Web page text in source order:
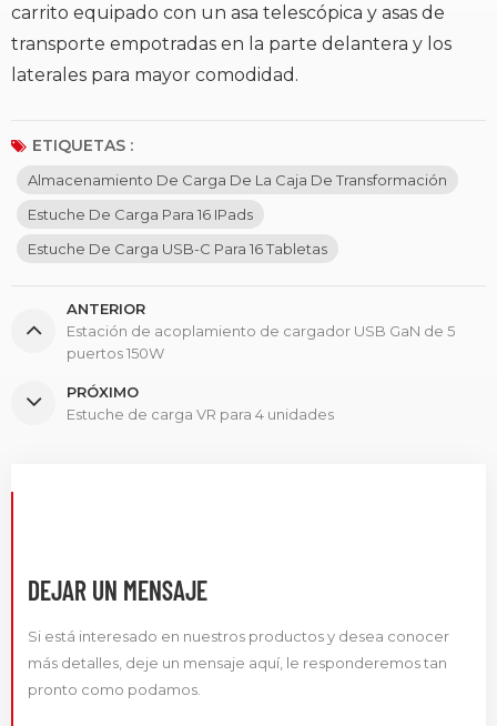
carrito equipado con un asa telescópica y asas de
transporte empotradas en la parte delantera y los
laterales para mayor comodidad.
ETIQUETAS :
Almacenamiento De Carga De La Caja De Transformación
Estuche De Carga Para 16 IPads
Estuche De Carga USB-C Para 16 Tabletas
ANTERIOR
Estación de acoplamiento de cargador USB GaN de 5
puertos 150W
PRÓXIMO
Estuche de carga VR para 4 unidades
DEJAR UN MENSAJE
Si está interesado en nuestros productos y desea conocer
más detalles, deje un mensaje aquí, le responderemos tan
pronto como podamos.